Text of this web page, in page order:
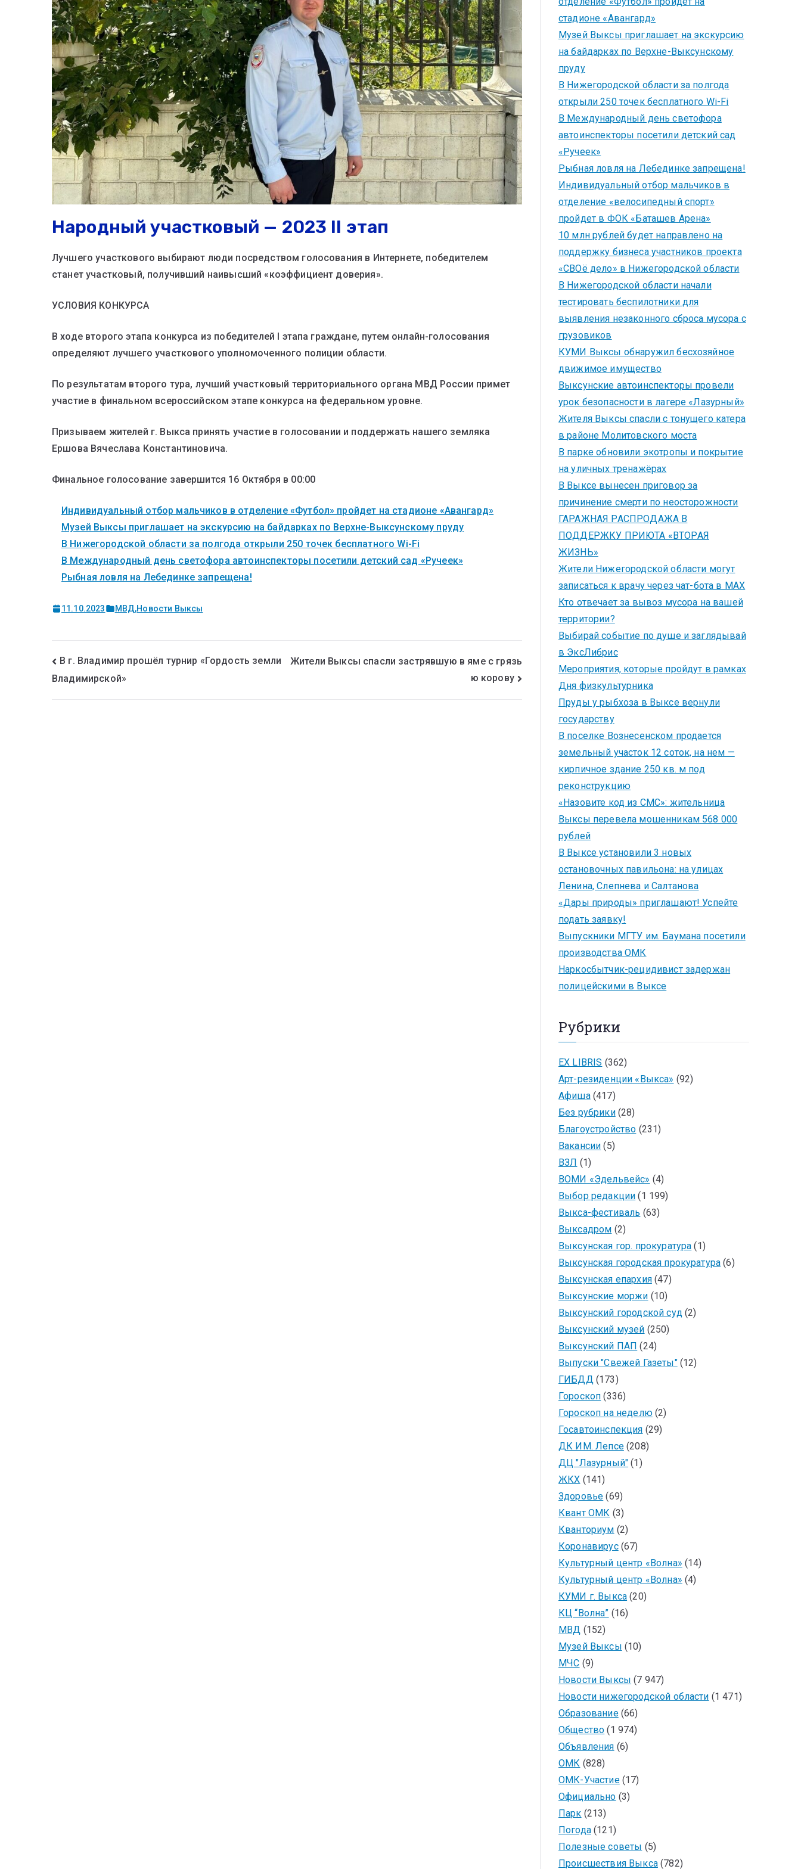
Народный участковый — 2023 II этап
Лучшего участкового выбирают люди посредством голосования в Интернете, победителем
станет участковый, получивший наивысший «коэффициент доверия».
УСЛОВИЯ КОНКУРСА
В ходе второго этапа конкурса из победителей I этапа граждане, путем онлайн-голосования
определяют лучшего участкового уполномоченного полиции области.
По результатам второго тура, лучший участковый территориального органа МВД России примет
участие в финальном всероссийском этапе конкурса на федеральном уровне.
Призываем жителей г. Выкса принять участие в голосовании и поддержать нашего земляка
Ершова Вячеслава Константиновича.
Финальное голосование завершится 16 Октября в 00:00
Индивидуальный отбор мальчиков в отделение «Футбол» пройдет на стадионе «Авангард»
Музей Выксы приглашает на экскурсию на байдарках по Верхне-Выксунскому пруду
В Нижегородской области за полгода открыли 250 точек бесплатного Wi-Fi
В Международный день светофора автоинспекторы посетили детский сад «Ручеек»
Рыбная ловля на Лебединке запрещена!
11.10.2023 МВД,Новости Выксы
В г. Владимир прошёл турнир «Гордость земли
Владимирской»
Жители Выксы спасли застрявшую в яме с грязь
ю корову
стадионе «Авангард»
Музей Выксы приглашает на экскурсию
на байдарках по Верхне-Выксунскому
пруду
В Нижегородской области за полгода
открыли 250 точек бесплатного Wi-Fi
В Международный день светофора
автоинспекторы посетили детский сад
«Ручеек»
Рыбная ловля на Лебединке запрещена!
Индивидуальный отбор мальчиков в
отделение «велосипедный спорт»
пройдет в ФОК «Баташев Арена»
10 млн рублей будет направлено на
поддержку бизнеса участников проекта
«СВОё дело» в Нижегородской области
В Нижегородской области начали
тестировать беспилотники для
выявления незаконного сброса мусора с
грузовиков
КУМИ Выксы обнаружил бесхозяйное
движимое имущество
Выксунские автоинспекторы провели
урок безопасности в лагере «Лазурный»
Жителя Выксы спасли с тонущего катера
в районе Молитовского моста
В парке обновили экотропы и покрытие
на уличных тренажёрах
В Выксе вынесен приговор за
причинение смерти по неосторожности
ГАРАЖНАЯ РАСПРОДАЖА В
ПОДДЕРЖКУ ПРИЮТА «ВТОРАЯ
ЖИЗНЬ»
Жители Нижегородской области могут
записаться к врачу через чат-бота в MAX
Кто отвечает за вывоз мусора на вашей
территории?
Выбирай событие по душе и заглядывай
в ЭксЛибрис
Мероприятия, которые пройдут в рамках
Дня физкультурника
Пруды у рыбхоза в Выксе вернули
государству
В поселке Вознесенском продается
земельный участок 12 соток, на нем —
кирпичное здание 250 кв. м под
реконструкцию
«Назовите код из СМС»: жительница
Выксы перевела мошенникам 568 000
рублей
В Выксе установили 3 новых
остановочных павильона: на улицах
Ленина, Слепнева и Салтанова
«Дары природы» приглашают! Успейте
подать заявку!
Выпускники МГТУ им. Баумана посетили
производства ОМК
Наркосбытчик-рецидивист задержан
полицейскими в Выксе
Рубрики
EX LIBRIS (362)
Арт-резиденции «Выкса» (92)
Афиша(417)
Без рубрики(28)
Благоустройство (231)
Вакансии (5)
ВЗЛ (1)
ВОМИ «Эдельвейс» (4)
Выбор редакции (1 199)
Выкса-фестиваль (63)
Выксадром (2)
Выксунская гор. прокуратура (1)
Выксунская городская прокуратура (6)
Выксунская епархия(47)
Выксунские моржи (10)
Выксунский городской суд(2)
Выксунский музей (250)
Выксунский ПАП (24)
Выпуски "Свежей Газеты"(12)
ГИБДД(173)
Гороскоп (336)
Гороскоп на неделю(2)
Госавтоинспекция (29)
ДК ИМ. Лепсе(208)
ДЦ "Лазурный" (1)
ЖКХ (141)
Здоровье (69)
Квант ОМК (3)
Кванториум (2)
Коронавирус(67)
Культурный центр «Волна» (14)
Культурный центр «Волна» (4)
КУМИ г. Выкса (20)
КЦ “Волна” (16)
МВД (152)
Музей Выксы (10)
МЧС (9)
Новости Выксы (7 947)
Новости нижегородской области (1 471)
Образование(66)
Общество (1 974)
Объявления (6)
ОМК (828)
ОМК-Участие(17)
Официально (3)
Парк (213)
Погода(121)
Полезные советы (5)
Происшествия Выкса(782)